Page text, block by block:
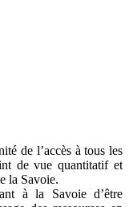
de l’accès à tous les
de vue quantitatif et
la Savoie.
à la Savoie d’être